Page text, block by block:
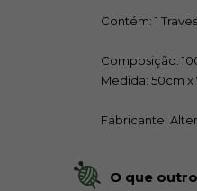
Contém: 1
Composição:
Medida: 50cm x
Fabricante:
O que